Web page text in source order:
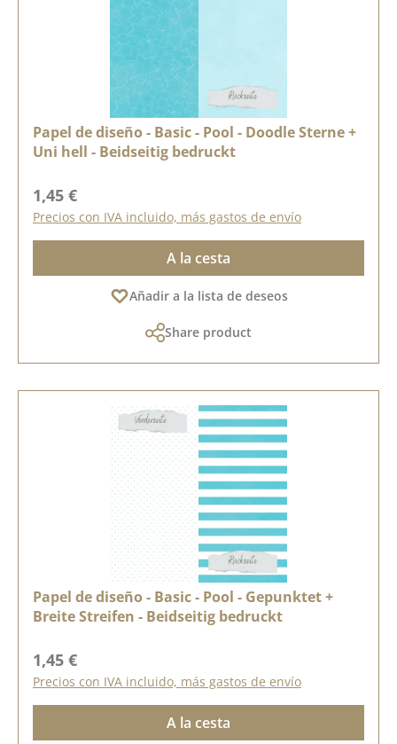
Papel de diseño - Basic - Pool - Doodle Sterne +
Uni hell - Beidseitig bedruckt
Precio normal:
1,45 €
Precios con IVA incluido, más gastos de envío
A la cesta
Añadir a la lista de deseos
Share product
Papel de diseño - Basic - Pool - Gepunktet +
Breite Streifen - Beidseitig bedruckt
Precio normal:
1,45 €
Precios con IVA incluido, más gastos de envío
A la cesta